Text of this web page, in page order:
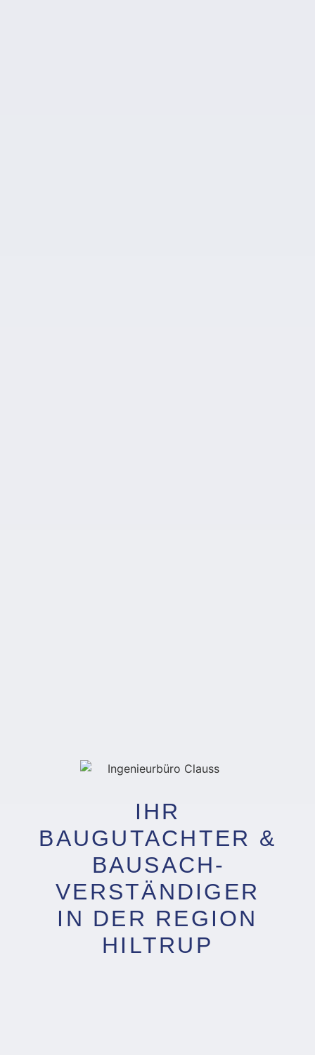
IHR
BAUGUTACHTER &
BAUSACH­
VERSTÄNDIGER
IN DER REGION
HILTRUP